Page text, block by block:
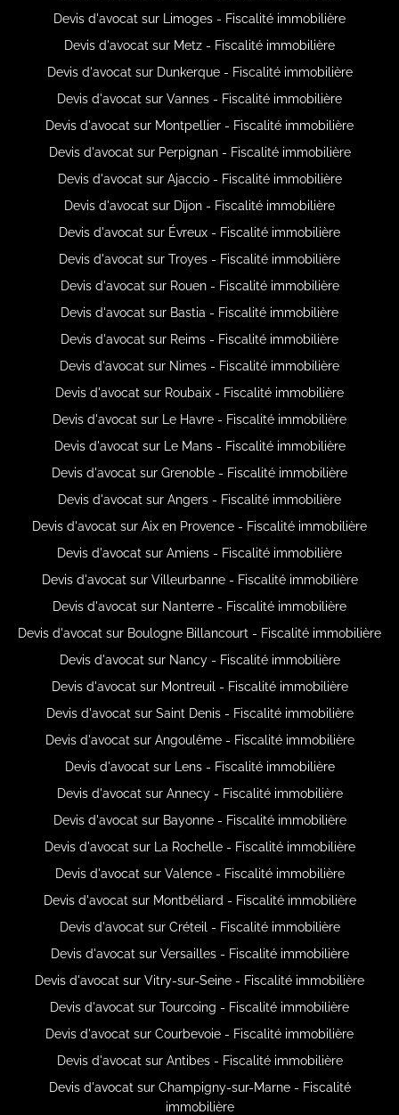
Devis d'avocat sur Limoges - Fiscalité immobilière
Devis d'avocat sur Metz - Fiscalité immobilière
Devis d'avocat sur Dunkerque - Fiscalité immobilière
Devis d'avocat sur Vannes - Fiscalité immobilière
Devis d'avocat sur Montpellier - Fiscalité immobilière
Devis d'avocat sur Perpignan - Fiscalité immobilière
Devis d'avocat sur Ajaccio - Fiscalité immobilière
Devis d'avocat sur Dijon - Fiscalité immobilière
Devis d'avocat sur Évreux - Fiscalité immobilière
Devis d'avocat sur Troyes - Fiscalité immobilière
Devis d'avocat sur Rouen - Fiscalité immobilière
Devis d'avocat sur Bastia - Fiscalité immobilière
Devis d'avocat sur Reims - Fiscalité immobilière
Devis d'avocat sur Nimes - Fiscalité immobilière
Devis d'avocat sur Roubaix - Fiscalité immobilière
Devis d'avocat sur Le Havre - Fiscalité immobilière
Devis d'avocat sur Le Mans - Fiscalité immobilière
Devis d'avocat sur Grenoble - Fiscalité immobilière
Devis d'avocat sur Angers - Fiscalité immobilière
Devis d'avocat sur Aix en Provence - Fiscalité immobilière
Devis d'avocat sur Amiens - Fiscalité immobilière
Devis d'avocat sur Villeurbanne - Fiscalité immobilière
Devis d'avocat sur Nanterre - Fiscalité immobilière
Devis d'avocat sur Boulogne Billancourt - Fiscalité immobilière
Devis d'avocat sur Nancy - Fiscalité immobilière
Devis d'avocat sur Montreuil - Fiscalité immobilière
Devis d'avocat sur Saint Denis - Fiscalité immobilière
Devis d'avocat sur Angoulême - Fiscalité immobilière
Devis d'avocat sur Lens - Fiscalité immobilière
Devis d'avocat sur Annecy - Fiscalité immobilière
Devis d'avocat sur Bayonne - Fiscalité immobilière
Devis d'avocat sur La Rochelle - Fiscalité immobilière
Devis d'avocat sur Valence - Fiscalité immobilière
Devis d'avocat sur Montbéliard - Fiscalité immobilière
Devis d'avocat sur Créteil - Fiscalité immobilière
Devis d'avocat sur Versailles - Fiscalité immobilière
Devis d'avocat sur Vitry-sur-Seine - Fiscalité immobilière
Devis d'avocat sur Tourcoing - Fiscalité immobilière
Devis d'avocat sur Courbevoie - Fiscalité immobilière
Devis d'avocat sur Antibes - Fiscalité immobilière
Devis d'avocat sur Champigny-sur-Marne - Fiscalité
immobilière